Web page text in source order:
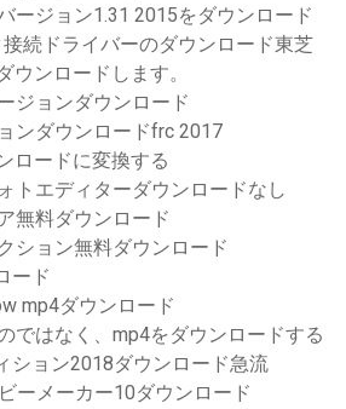
ージョン1.31 2015をダウンロード
続ドライバーのダウンロード東芝
ウンロードします。
ジョンダウンロード
ンダウンロードfrc 2017
ロードに変換する
トエディターダウンロードなし
無料ダウンロード
ション無料ダウンロード
ード
mp4ダウンロード
ではなく、mp4をダウンロードする
ション2018ダウンロード急流
ーメーカー10ダウンロード